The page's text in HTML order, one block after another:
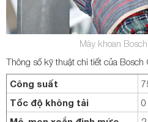
Máy khoan
Thông số kỹ thuật chi tiết của Bosch
Công suất
Tốc độ không tải
0